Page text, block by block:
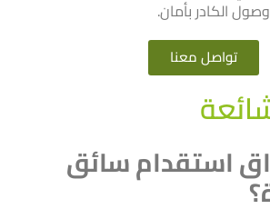
الكادر بأمان.
تواصل معنا
استقدام سائق